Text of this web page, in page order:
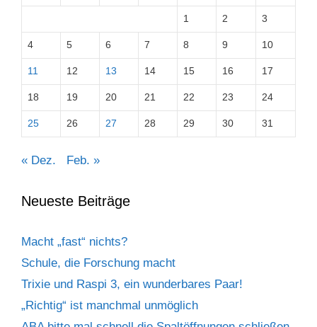
1 2 3
4 5 6 7 8 9 10
11 12 13 14 15 16 17
18 19 20 21 22 23 24
25 26 27 28 29 30 31
« Dez. Feb. »
Neueste Beiträge
Macht „fast“ nichts?
Schule, die Forschung macht
Trixie und Raspi 3, ein wunderbares Paar!
„Richtig“ ist manchmal unmöglich